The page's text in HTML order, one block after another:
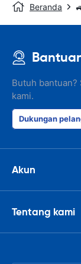
Beranda
Butuh
kami.
Dukungan
Akun
Tentang kami